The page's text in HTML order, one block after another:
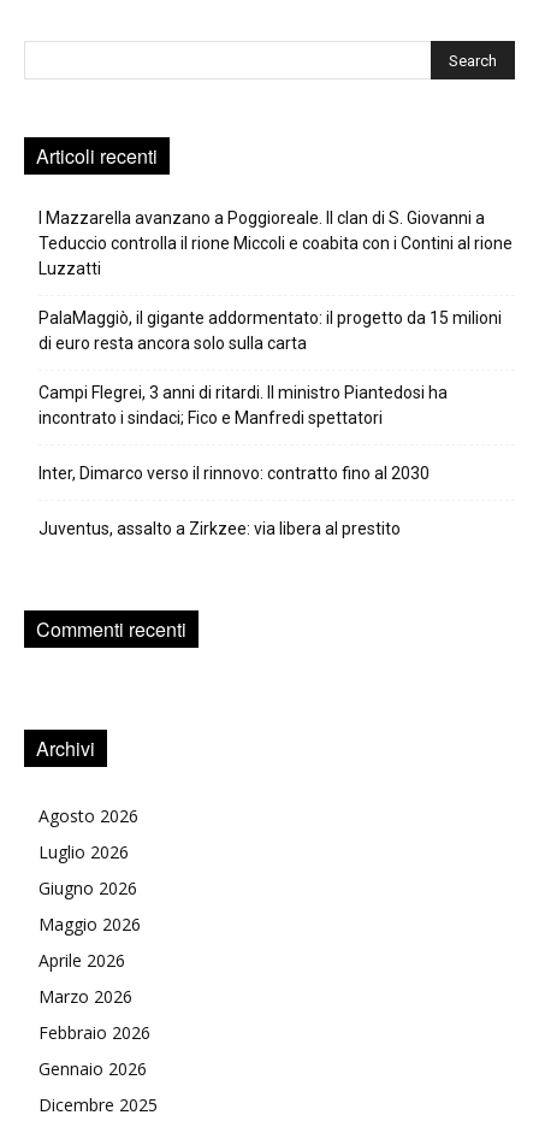
Articoli recenti
I Mazzarella avanzano a Poggioreale. Il clan di S. Giovanni a
Teduccio controlla il rione Miccoli e coabita con i Contini al rione
Luzzatti
PalaMaggiò, il gigante addormentato: il progetto da 15 milioni
di euro resta ancora solo sulla carta
Campi Flegrei, 3 anni di ritardi. Il ministro Piantedosi ha
incontrato i sindaci; Fico e Manfredi spettatori
Inter, Dimarco verso il rinnovo: contratto fino al 2030
Juventus, assalto a Zirkzee: via libera al prestito
Commenti recenti
Archivi
Agosto 2026
Luglio 2026
Giugno 2026
Maggio 2026
Aprile 2026
Marzo 2026
Febbraio 2026
Gennaio 2026
Dicembre 2025